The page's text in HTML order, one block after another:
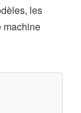
les
machine